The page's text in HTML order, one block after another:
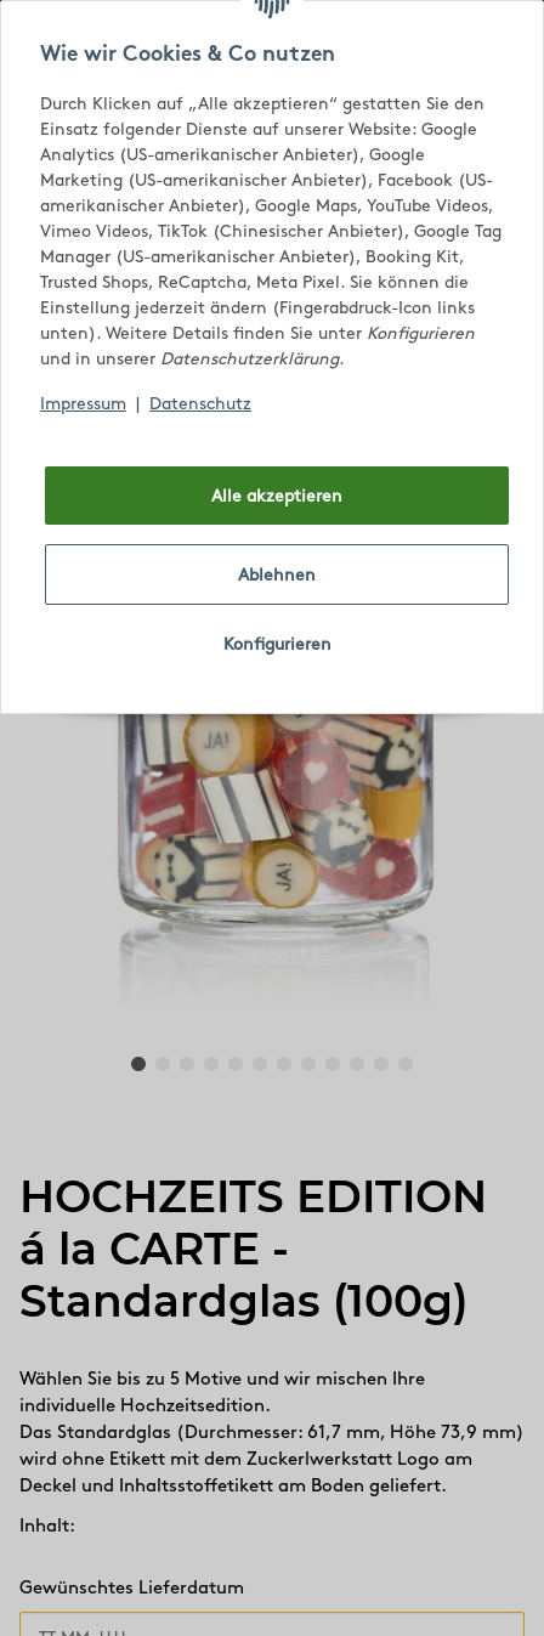
Versandkostenfrei ab € 65,-
0,00 €
HOCHZEITS EDITION
á la CARTE -
Standardglas (100g)
Wählen Sie bis zu 5 Motive und wir mischen Ihre
individuelle Hochzeitsedition.
Das Standardglas (Durchmesser: 61,7 mm, Höhe 73,9 mm)
wird ohne Etikett mit dem Zuckerlwerkstatt Logo am
Deckel und Inhaltsstoffetikett am Boden geliefert.
Inhalt:
Gewünschtes Lieferdatum
Wie wir Cookies & Co nutzen
Durch Klicken auf „Alle akzeptieren“ gestatten Sie den
Einsatz folgender Dienste auf unserer Website: Google
Analytics (US-amerikanischer Anbieter), Google
Marketing (US-amerikanischer Anbieter), Facebook (US-
amerikanischer Anbieter), Google Maps, YouTube Videos,
Vimeo Videos, TikTok (Chinesischer Anbieter), Google Tag
Manager (US-amerikanischer Anbieter), Booking Kit,
Trusted Shops, ReCaptcha, Meta Pixel. Sie können die
Einstellung jederzeit ändern (Fingerabdruck-Icon links
unten). Weitere Details finden Sie unter Konfigurieren
und in unserer Datenschutzerklärung.
Impressum Datenschutz
Alle akzeptieren
Konfigurieren
Ablehnen